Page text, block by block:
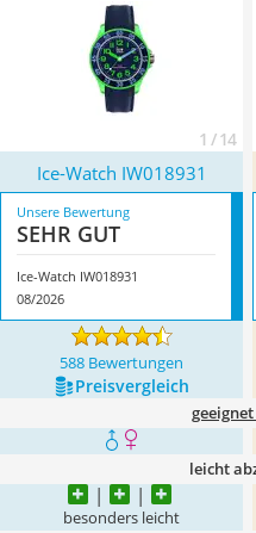
Ice-Watch IW018931
1 / 14
Ice-Watch IW018931
Unsere Bewertung
SEHR GUT
Ice-Watch IW018931
08/2026
588 Bewertungen
Preis­vergleich
leicht
besonders leicht